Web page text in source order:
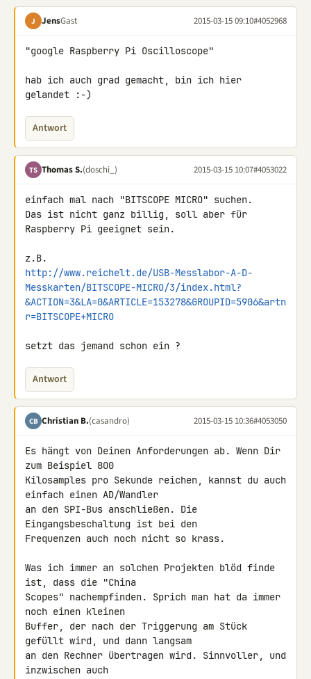
J JensGast 2015-03-15 09:10#4052968
"google Raspberry Pi Oscilloscope"
hab ich auch grad gemacht, bin ich hier
gelandet :-)
Antwort
TS Thomas S.(doschi_) 2015-03-15 10:07#4053022
einfach mal nach "BITSCOPE MICRO" suchen.
Das ist nicht ganz billig, soll aber für
Raspberry Pi geeignet sein.
http://www.reichelt.de/USB-Messlabor-A-D-
Messkarten/BITSCOPE-MICRO/3/index.html?
&ACTION=3&LA=0&ARTICLE=153278&GROUPID=5906&artn
r=BITSCOPE+MICRO
setzt das jemand schon ein ?
Antwort
CB Christian B.(casandro) 2015-03-15 10:36#4053050
Es hängt von Deinen Anforderungen ab. Wenn Dir
zum Beispiel 800
Kilosamples pro Sekunde reichen, kannst du auch
einfach einen AD/Wandler
an den SPI-Bus anschließen. Die
Eingangsbeschaltung ist bei den
Frequenzen auch noch nicht so krass.
Was ich immer an solchen Projekten blöd finde
ist, dass die "China
Scopes" nachempfinden. Sprich man hat da immer
noch einen kleinen
Buffer, der nach der Triggerung am Stück
gefüllt wird, und dann langsam
an den Rechner übertragen wird. Sinnvoller, und
inzwischen auch